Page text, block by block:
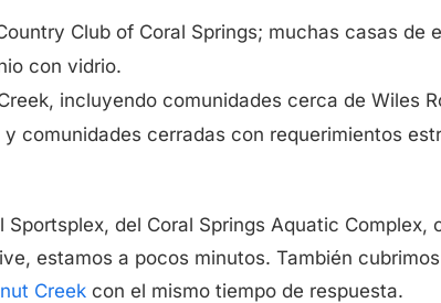
Club of Coral Springs; muchas casas de
con vidrio.
incluyendo comunidades cerca de Wiles
comunidades cerradas con requerimientos
del Coral Springs Aquatic Complex,
estamos a pocos minutos. También
Creek con el mismo tiempo de respuesta.